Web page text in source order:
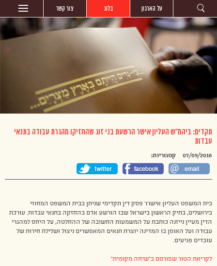
על הארגון בלוג צור קשר
תקדים: ביהמ”ש העליון אישר הרשעת בני זוג שהחזיקו מהגרת עבודה בתנאי
עבדות
07/09/2016 קטגוריות:
בית המשפט העליון אישרר פסק דין תקדימי שניתן בבית המשפט המחוזי
בירושלים, בתיק הראשון בישראל שבו הורשע אדם בהחזקה בתנאי עבדות. עורכת
הדין מעיין נייזנה כותבת על המשמעות החשובה של ההחלטה, על היחס למהגרי
עבודה ועל האופן בו המדינה יוצרת תנאים המאפשרים ניצול ושלילת חירות של
עובדים פגיעים.
לקריאת הטור שפורסם ב”שיחה מקומית”